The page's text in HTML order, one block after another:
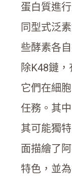
蛋白質進
同型式泛
些酵素各
除K48鏈
它們在細
任務。其
其可能獨
面描繪了
特色，並